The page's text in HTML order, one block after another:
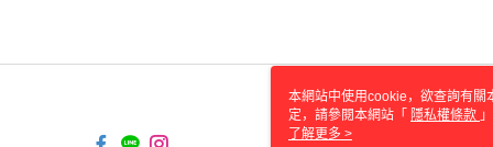
本網站中使用cookie，欲查詢有
定，請參閱本網站「 隱私權條款
cookie。
了解更多 >